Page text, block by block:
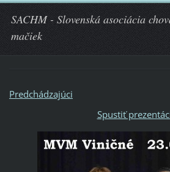
SACHM - Slovenská asociácia
mačiek
Predchádzajúci
Spustiť